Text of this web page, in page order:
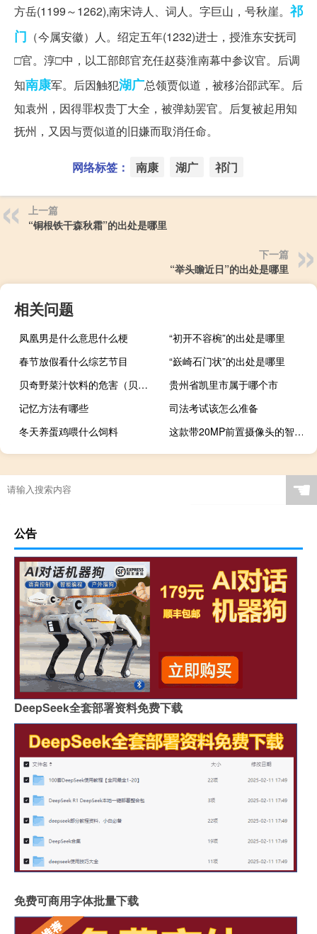
方岳(1199～1262),南宋诗人、词人。字巨山，号秋崖。祁
门 （今属安徽）人。绍定五年(1232)进士，授淮东安抚司
□官。淳□中，以工部郎官充任赵葵淮南幕中参议官。后调
知南康军。后因触犯湖广总领贾似道，被移治邵武军。后
知袁州，因得罪权贵丁大全，被弹劾罢官。后复被起用知
抚州，又因与贾似道的旧嫌而取消任命。
网络标签： 南康 湖广 祁门
上一篇
“铜根铁干森秋霜”的出处是哪里
下一篇
“举头瞻近日”的出处是哪里
相关问题
凤凰男是什么意思什么梗
“初开不容椀”的出处是哪里
春节放假看什么综艺节目
“嶔崎石门状”的出处是哪里
贝奇野菜汁饮料的危害（贝奇野菜）
贵州省凯里市属于哪个市
记忆方法有哪些
司法考试该怎么准备
冬天养蛋鸡喂什么饲料
这款带20MP前置摄像头的智能手机仅售2990卢比
☚
公告
DeepSeek全套部署资料免费下载
免费可商用字体批量下载